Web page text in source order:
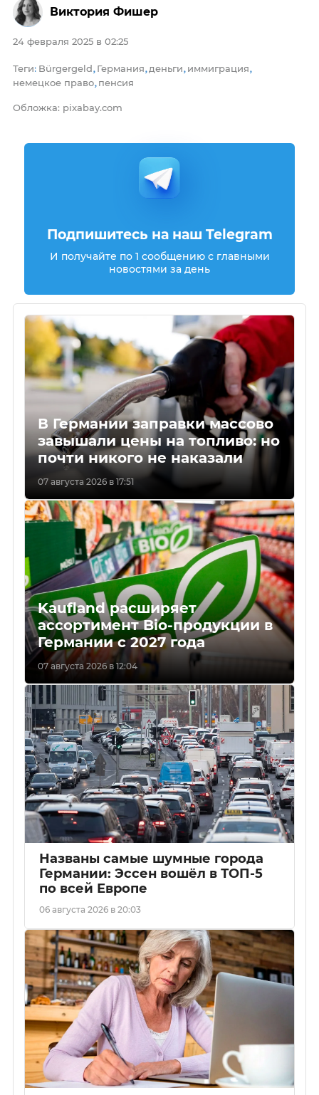
24 февраля 2025 в 02:25
Теги: Bürgergeld, Германия, деньги, иммиграция,
немецкое право, пенсия
Обложка: pixabay.com
Виктория Фишер
Подпишитесь на наш Telegram
И получайте по 1 сообщению с главными
новостями за день
В Германии заправки массово
завышали цены на топливо: но
почти никого не наказали
07 августа 2026 в 17:51
Kaufland расширяет
ассортимент Bio-продукции в
Германии с 2027 года
07 августа 2026 в 12:04
Названы самые шумные города
Германии: Эссен вошёл в ТОП-5
по всей Европе
06 августа 2026 в 20:03